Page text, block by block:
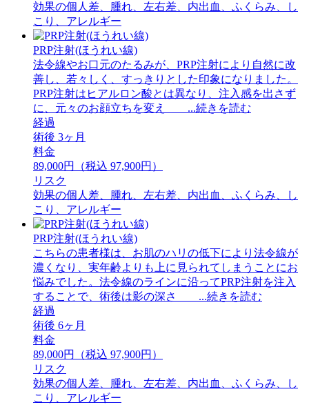
効果の個人差、腫れ、左右差、内出血、ふくらみ、し
こり、アレルギー
PRP注射(ほうれい線)
法令線やお口元のたるみが、PRP注射により自然に改
善し、若々しく、すっきりとした印象になりました。
PRP注射はヒアルロン酸とは異なり、注入感を出さず
に、元々のお顔立ちを変え ...続きを読む
経過
術後 3ヶ月
料金
89,000円（税込 97,900円）
リスク
効果の個人差、腫れ、左右差、内出血、ふくらみ、し
こり、アレルギー
PRP注射(ほうれい線)
こちらの患者様は、お肌のハリの低下により法令線が
濃くなり、実年齢よりも上に見られてしまうことにお
悩みでした。法令線のラインに沿ってPRP注射を注入
することで、術後は影の深さ ...続きを読む
経過
術後 6ヶ月
料金
89,000円（税込 97,900円）
リスク
効果の個人差、腫れ、左右差、内出血、ふくらみ、し
こり、アレルギー